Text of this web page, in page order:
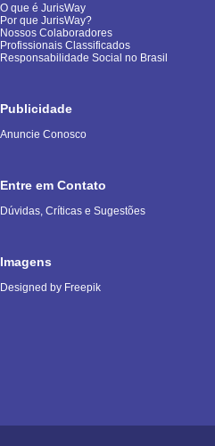
O que é JurisWay
Por que JurisWay?
Nossos Colaboradores
Profissionais Classificados
Responsabilidade Social no Brasil
Publicidade
Anuncie Conosco
Entre em Contato
Dúvidas, Críticas e Sugestões
Imagens
Designed by Freepik